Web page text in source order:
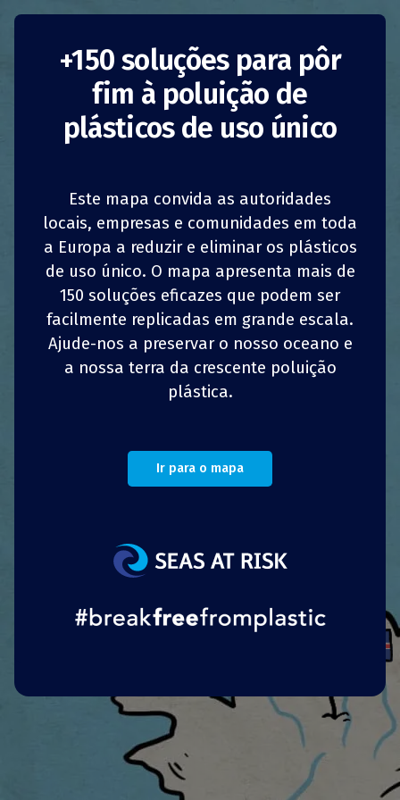
Iniciativa Fralda
Ecológica
Reino Unido Redução do consumo
Negócios
A North Wales Nappy Collaborative, com bases
em Wrexham, Denbighshire e Flintshire, reduz
os resíduos por meio da oferta de
demonstrações, sessões de perguntas e
respostas, aconselhamento, testes e kits de
reutilizáveis a pessoas com dificuldades
e 26 milhões de produtos sanitários
descartáveis entrassem em aterros,
menstrual por meio do seu projetoGiven To
1 PARTILHAR z PARTILHAR
4 PARTILHAR PARTILHAR
+150 soluções para pôr
fim à poluição de
plásticos de uso único
Este mapa convida as autoridades
locais, empresas e comunidades em toda
a Europa a reduzir e eliminar os plásticos
de uso único. O mapa apresenta mais de
150 soluções eficazes que podem ser
facilmente replicadas em grande escala.
Ajude-nos a preservar o nosso oceano e
a nossa terra da crescente poluição
plástica.
Ir para o mapa
1 PARTILHAR z PARTILHAR
4 PARTILHAR PARTILHAR